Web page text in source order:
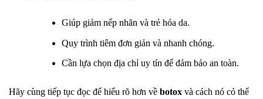
Giúp giảm nếp nhăn và trẻ hóa da.
Quy trình tiêm đơn giản và nhanh chóng.
Cần lựa chọn địa chỉ uy tín để đảm bảo an toàn.
Hãy cùng tiếp tục đọc để hiểu rõ hơn về botox và cách nó có thể